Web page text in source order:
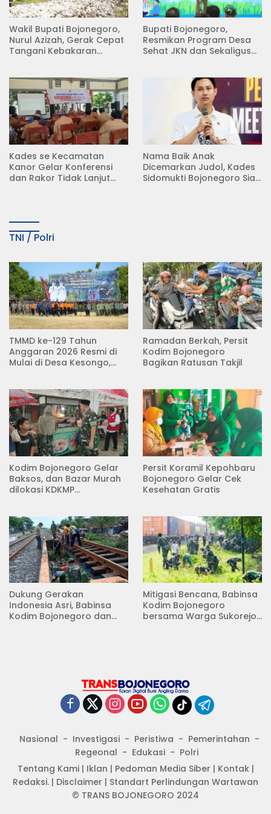
Wakil Bupati Bojonegoro,
Nurul Azizah, Gerak Cepat
Tangani Kebakaran
Bupati Bojonegoro,
Resmikan Program Desa
Sehat JKN dan Sekaligus
Kades se Kecamatan
Kanor Gelar Konferensi
dan Rakor Tidak Lanjut
Nama Baik Anak
Dicemarkan Judol, Kades
Sidomukti Bojonegoro Siap
TNI / Polri
TMMD ke-129 Tahun
Anggaran 2026 Resmi di
Mulai di Desa Kesongo,
Ramadan Berkah, Persit
Kodim Bojonegoro
Bagikan Ratusan Takjil
Kodim Bojonegoro Gelar
Baksos, dan Bazar Murah
dilokasi KDKMP
Persit Koramil Kepohbaru
Bojonegoro Gelar Cek
Kesehatan Gratis
Dukung Gerakan
Indonesia Asri, Babinsa
Kodim Bojonegoro dan
Mitigasi Bencana, Babinsa
Kodim Bojonegoro
bersama Warga Sukorejo
Nasional Investigasi Peristiwa
Pemerintahan
Regeonal
Edukasi
Polri
Tentang Kami| Iklan | Pedoman Media Siber | Kontak|
Redaksi. | Disclaimer | Standart Perlindungan Wartawan
© TRANS BOJONEGORO 2024